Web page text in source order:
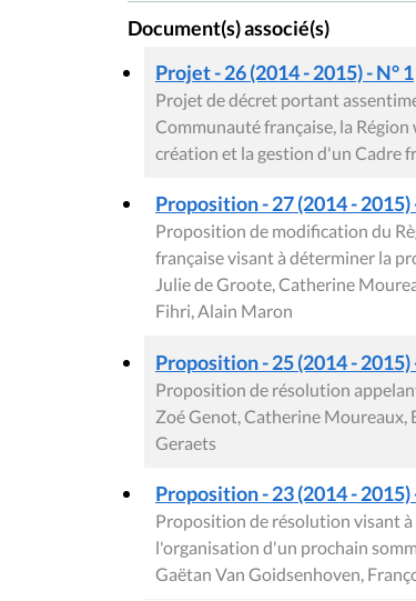
Document(s) associé(s)
Projet - 26 (2014 - 2015) - N° 1
Projet de décret portant
Communauté française, la
création et la gestion d'un Cadre
Proposition - 27 (2014 - 2015)
Proposition de modification du
française visant à déterminer la
Julie de Groote, Catherine
Fihri, Alain Maron
Proposition - 25 (2014 - 2015)
Proposition de résolution
Zoé Genot, Catherine Moureaux,
Geraets
Proposition - 23 (2014 - 2015)
Proposition de résolution visant
l'organisation d'un prochain
Gaëtan Van Goidsenhoven,